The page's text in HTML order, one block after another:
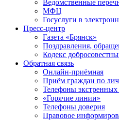
Ведомственные
МФЦ
Госуслуги в
Пресс-центр
Газета «Брянск»
Поздравления,
Кодекс
Обратная связь
Онлайн-приёмная
Приём граждан по
Телефоны
«Горячие линии»
Телефоны доверия
Правовое